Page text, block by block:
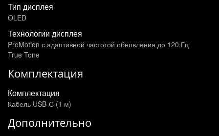
Тип дисплея
OLED
Технологии дисплея
ProMotion с адаптивной частотой обновления до 120 Гц
True Tone
Комплектация
Комплектация
Кабель USB-С (1 м)
Дополнительно